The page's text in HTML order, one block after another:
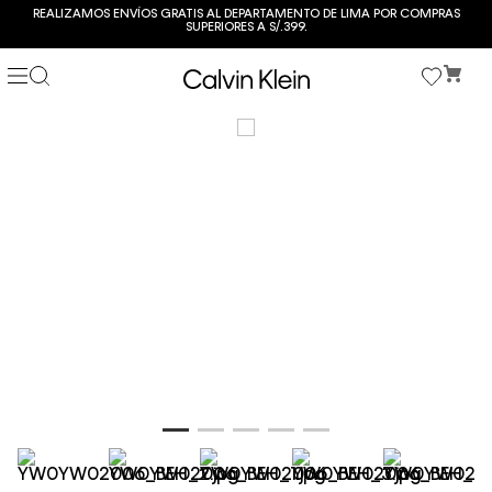
REALIZAMOS ENVÍOS GRATIS AL DEPARTAMENTO DE LIMA POR COMPRAS
SUPERIORES A S/.399.